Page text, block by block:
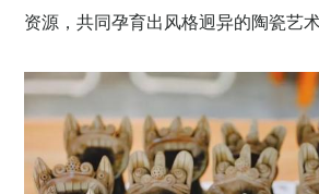
资源，共同孕育出风格迥异的陶瓷艺